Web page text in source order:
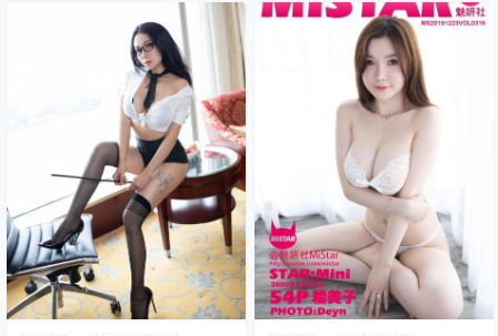
人挪不开眼脸蛋儿精致得像精雕细
琢的玉每一寸肌肤都透着光穿着各
种性感撩人的服装在镜头前摆出妖
娆姿势36张高清图片加1张独家福利
照总共122MB大小下载速度嗖嗖的
快夏依依那股子魅惑劲儿简直绝了
眼神勾人动作妩媚背景布景灯光啥
的都处理得贼专业细节清晰得连发
丝儿都数得清这套图集绝对值得收
藏文件不大不小刚好…
恩一那张脸蛋儿清纯中带点小性感
眼睛水汪汪的嘴唇红润润的简直让
人挪不开眼41张高清大图塞得满满
的每一张都拍得贼拉精致她穿着蕾
丝小吊带靠在复古沙发上那姿势撩
得人心痒痒的图片包总共87.6MB下
载起来不费劲儿解压后全是原图质
量超清晰恩一这妹子身材曲线绝了
腰细腿长皮肤白得发光在魅妍社的
镜头下她笑得甜丝…